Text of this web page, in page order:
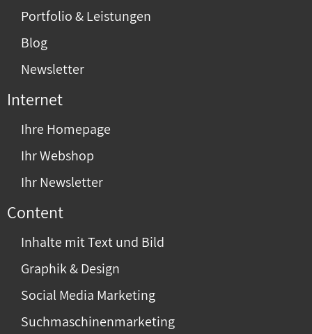
Portfolio & Leistungen
Blog
Newsletter
Internet
Ihre Homepage
Ihr Webshop
Ihr Newsletter
Content
Inhalte mit Text und Bild
Graphik & Design
Social Media Marketing
Suchmaschinenmarketing